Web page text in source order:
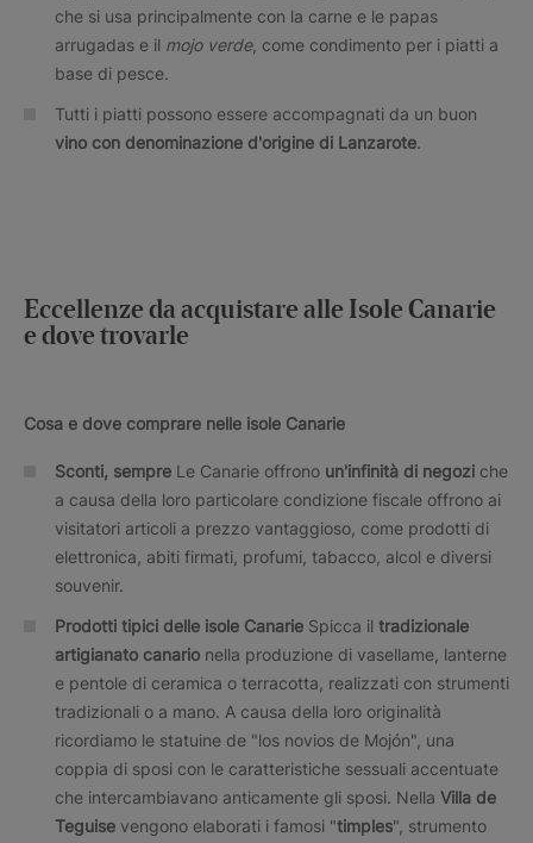
che si usa principalmente con la carne e le papas
arrugadas e il mojo verde, come condimento per i piatti a
base di pesce.
Tutti i piatti possono essere accompagnati da un buon
vino con denominazione d'origine di Lanzarote.
Eccellenze da acquistare alle Isole Canarie
e dove trovarle
Cosa e dove comprare nelle isole Canarie
Sconti, sempre Le Canarie offrono un'infinità di negozi che
a causa della loro particolare condizione fiscale offrono ai
visitatori articoli a prezzo vantaggioso, come prodotti di
elettronica, abiti firmati, profumi, tabacco, alcol e diversi
souvenir.
Prodotti tipici delle isole Canarie Spicca il tradizionale
artigianato canario nella produzione di vasellame, lanterne
e pentole di ceramica o terracotta, realizzati con strumenti
tradizionali o a mano. A causa della loro originalità
ricordiamo le statuine de "los novios de Mojón", una
coppia di sposi con le caratteristiche sessuali accentuate
che intercambiavano anticamente gli sposi. Nella Villa de
Teguise vengono elaborati i famosi "timples", strumento